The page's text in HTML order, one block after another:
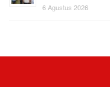
6 Agustus 2026